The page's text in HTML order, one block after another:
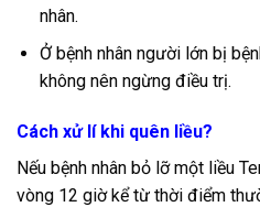
nhân.
Ở bệnh nhân người lớn bị
không nên ngừng điều trị.
Cách xử lí khi quên liều?
Nếu bệnh nhân bỏ lỡ một liều
vòng 12 giờ kể từ thời điểm